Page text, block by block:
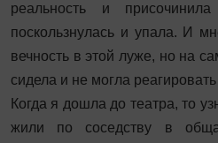
реальность и
поскользнулась и упала. И
вечность в этой луже, но на
сидела и не могла
Когда я дошла до театра, то
жили по соседству в